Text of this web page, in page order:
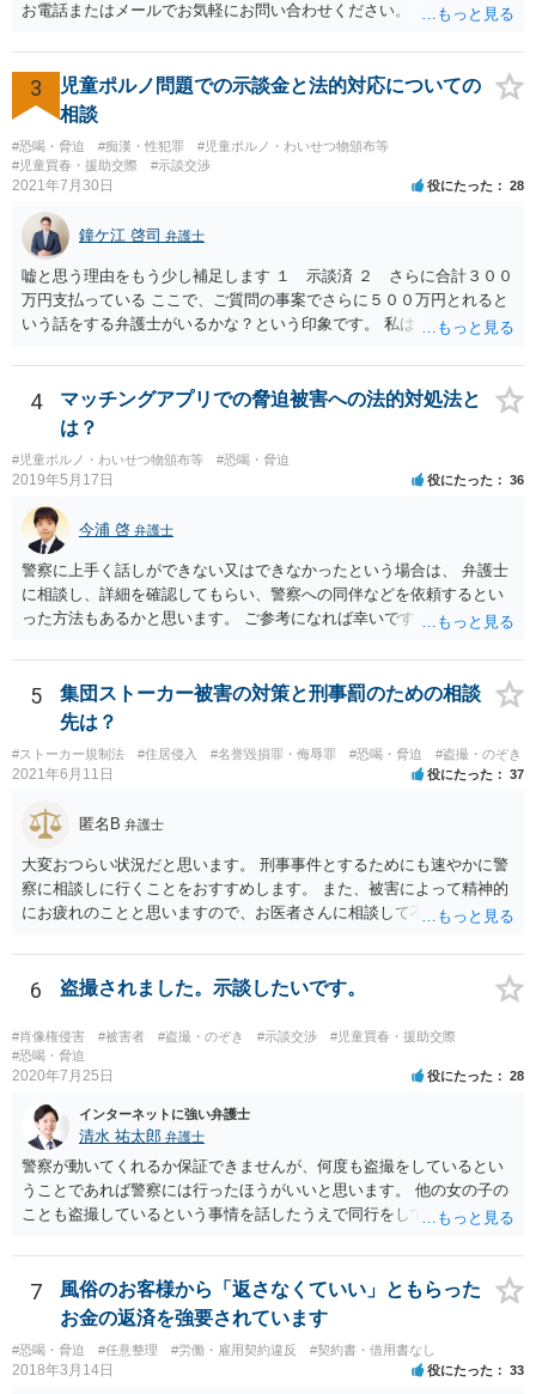
お電話またはメールでお気軽にお問い合わせください。
3
児童ポルノ問題での示談金と法的対応についての
相談
#恐喝・脅迫 #痴漢・性犯罪
#児童ポルノ・わいせつ物頒布等
#児童買春・援助交際
#示談交渉
2021年7月30日 役にたった 28
鐘ケ江 啓司 弁護士
嘘と思う理由をもう少し補足します １ 示談済 ２ さらに合計３００
万円支払っている ここで、ご質問の事案でさらに５００万円とれると
いう話をする弁護士がいるかな？という印象です。 私は、そもそも保
校１年生というのも自称ですよね。
4
マッチングアプリでの脅迫被害への法的対処法と
は？
#児童ポルノ・わいせつ物頒布等 #恐喝・脅迫
2019年5月17日 役にたった 36
今浦 啓 弁護士
警察に上手く話しができない又はできなかったという場合は、 弁護士
に相談し、詳細を確認してもらい、警察への同伴などを依頼するとい
った方法もあるかと思います。 ご参考になれば幸いです。
5
集団ストーカー被害の対策と刑事罰のための相談
先は？
#ストーカー規制法 #住居侵入 #名誉毀損罪・侮辱罪 #恐喝・脅迫 #盗撮・のぞき
2021年6月11日 役にたった 37
匿名B 弁護士
大変おつらい状況だと思います。 刑事事件とするためにも速やかに警
察に相談しに行くことをおすすめします。 また、被害によって精神的
にお疲れのことと思いますので、お医者さんに相談して不安な気持ち
6 盗撮されました。示談したいです。
#肖像権侵害 #被害者 #盗撮・のぞき #示談交渉
#児童買春・援助交際
#恐喝・脅迫
2020年7月25日 役にたった 28
インターネットに強い弁護士
清水 祐太郎 弁護士
警察が動いてくれるか保証できませんが、何度も盗撮をしているとい
うことであれば警察には行ったほうがいいと思います。 他の女の子の
ことも盗撮しているという事情を話したうえで同行をしてほしいだと
そのあとで本人には、示談金を請求することになります。 メッセージ
としては、示談金として〇万円払ってくださいと送ることになりま
す。被害にあったことは事実なので、適度に示談金を請求するだけで
は恐喝にはなりません。会社に言うとかネットに書き込むなどという
と恐喝になりえるので注意しましょう。 メッセージだけだと相手は何
らの緊張もしないですし、ゆっくりと考える時間を与えてしまいま
7
風俗のお客様から「返さなくていい」ともらった
お金の返済を強要されています
#恐喝・脅迫 #任意整理 #労働・雇用契約違反 #契約書・借用書なし
2018年3月14日 役にたった 33